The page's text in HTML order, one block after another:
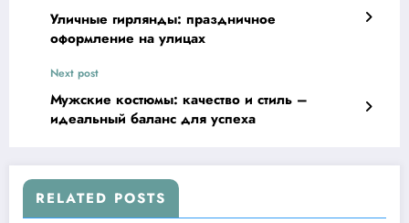
Уличные гирлянды: праздничное
оформление на улицах
Next post
Мужские костюмы: качество и стиль –
идеальный баланс для успеха
RELATED POSTS